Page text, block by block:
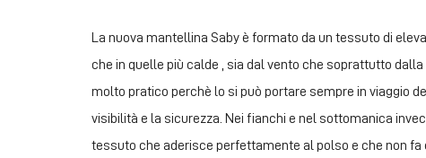
La nuova mantellina Saby è formato da un tessuto di
che in quelle più calde , sia dal vento che soprattutto
molto pratico perchè lo si può portare sempre in viaggio
visibilità e la sicurezza. Nei fianchi e nel sottomanica
tessuto che aderisce perfettamente al polso e che non